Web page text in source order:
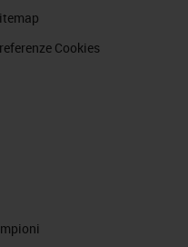
Cookies